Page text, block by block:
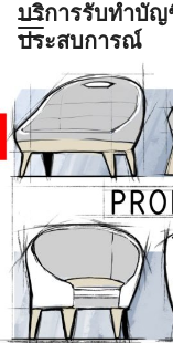
Skipบริการรับทำบั
ประสบการณ์
ญชีและภาษีครบวงจ